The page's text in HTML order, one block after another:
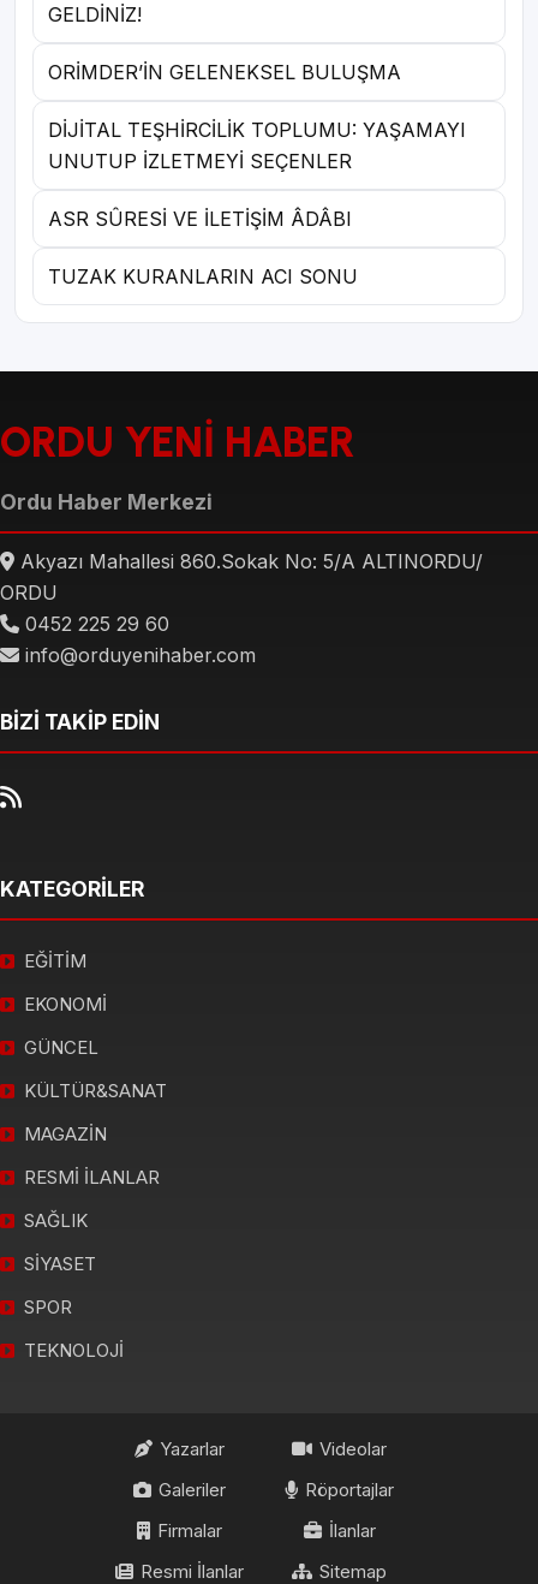
GELDİNİZ!
ORİMDER’İN GELENEKSEL BULUŞMA
DİJİTAL TEŞHİRCİLİK TOPLUMU: YAŞAMAYI
UNUTUP İZLETMEYİ SEÇENLER
ASR SÛRESİ VE İLETİŞİM ÂDÂBI
TUZAK KURANLARIN ACI SONU
ORDU YENİ HABER
Ordu Haber Merkezi
Akyazı Mahallesi 860.Sokak No: 5/A ALTINORDU/
ORDU
0452 225 29 60
info@orduyenihaber.com
BİZİ TAKİP EDİN
KATEGORİLER
EĞİTİM
EKONOMİ
GÜNCEL
KÜLTÜR&SANAT
MAGAZİN
RESMİ İLANLAR
SAĞLIK
SİYASET
SPOR
TEKNOLOJİ
Yazarlar
Videolar
Galeriler
Röportajlar
Firmalar
İlanlar
Resmi İlanlar
Sitemap